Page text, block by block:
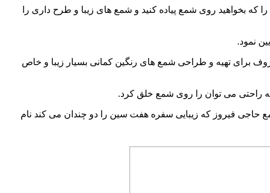
که بخواهید روی شمع پیاده کنید و شمع های زیبا و طرح داری را
برای تهیه و طراحی شمع های رنگین کمانی بسیار زیبا و خاص
حاجی فیروز که زیبایی سفره هفت سین را دو چندان می کند نام